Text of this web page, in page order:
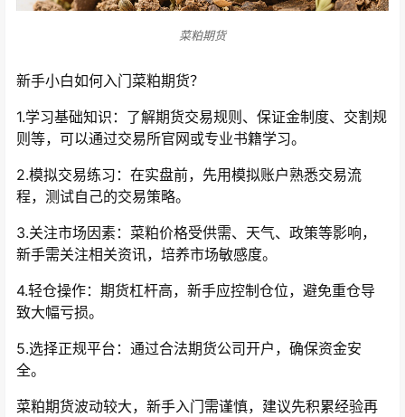
菜粕期货
新手小白如何入门菜粕期货？
1.学习基础知识：了解期货交易规则、保证金制度、交割规
则等，可以通过交易所官网或专业书籍学习。
2.模拟交易练习：在实盘前，先用模拟账户熟悉交易流
程，测试自己的交易策略。
3.关注市场因素：菜粕价格受供需、天气、政策等影响，
新手需关注相关资讯，培养市场敏感度。
4.轻仓操作：期货杠杆高，新手应控制仓位，避免重仓导
致大幅亏损。
5.选择正规平台：通过合法期货公司开户，确保资金安
全。
菜粕期货波动较大，新手入门需谨慎，建议先积累经验再